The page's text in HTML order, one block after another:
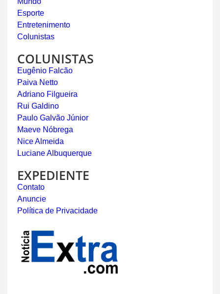
Esporte
Entretenimento
Colunistas
COLUNISTAS
Eugênio Falcão
Paiva Netto
Adriano Filgueira
Rui Galdino
Paulo Galvão Júnior
Maeve Nóbrega
Nice Almeida
Luciane Albuquerque
EXPEDIENTE
Contato
Anuncie
Política de Privacidade